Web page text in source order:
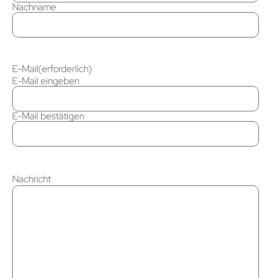
Nachname
E-Mail(erforderlich)
E-Mail eingeben
E-Mail bestätigen
Nachricht